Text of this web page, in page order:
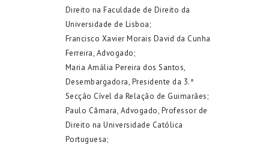
Direito na Faculdade de Direito da
Universidade de Lisboa;
Francisco Xavier Morais David da Cunha
Ferreira, Advogado;
Maria Amália Pereira dos Santos,
Desembargadora, Presidente da 3.ª
Secção Cível da Relação de Guimarães;
Paulo Câmara, Advogado, Professor de
Direito na Universidade Católica
Portuguesa;